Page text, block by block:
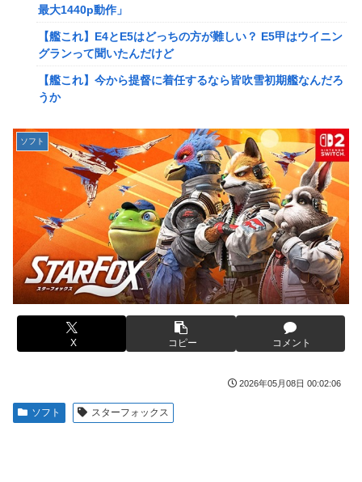
【艦これ】E4とE5はどっちの方が難しい？ E5甲はウイニン
グランって聞いたんだけど
【艦これ】今から提督に着任するなら皆吹雪初期艦なんだろ
うか
【艦これ】バニ黒潮親潮 他
【ポケモンGO】リモート交換って 大半が交換レート合わせ
ない奴多くね？
【衝撃】クルタ族虐 殺の犯人、ツェリードニヒで確定！ク
ロロの演劇のせいで2人も無駄死ににwwww
【悲報】ライター「ちいかわが反社とコラボしてた」ﾊﾟｼｬｯ
死神のコスプレをして隣のビルの屋上から病院を眺めていた
男を逮捕ｗｗｗ
【画像】コスプレイヤーが死ぬ気で痩せた結果ｗｗｗｗ
【ROBOT魂】 88,000のミーティアが二次も即完売なの大人
気すぎる…
【画像】田中みな実さん、妊娠中とは思えないヒール姿で登
最大1440p動作」
【艦これ】E4とE5はどっちの方が難しい？ E5甲はウイニン
グランって聞いたんだけど
【艦これ】今から提督に着任するなら皆吹雪初期艦なんだろ
うか
【速報】専門家「イオンモール熊本の爆心地に”こんなも
の”があったんだけど…」
【画像】かつて天下を獲っていたYouTuberの現在ｗｗｗｗ
【速報】熊本イオンモール、爆発の原因は『これ』の可能性
【悲報】コレコレ、月収1億円ｗｗｗそりゃ外出るのにボデ
ィガードつけるわ…
【悲報】有名漫画家、がんを公表「大腸癌になってしまいま
した。肝臓に転移も見られてステージ4です」
伊勢鈴蘭さん、コカ・コーラ愛を全力アピール！
【画像】田中みな実さん、妊娠中とは思えないヒール姿で登
場してしまう
ソフト
X コピー コメント
2026年05月08日 00:02:06
ソフト スターフォックス